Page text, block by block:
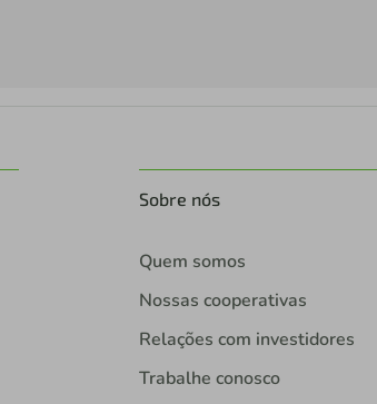
Sobre nós
Quem somos
Nossas cooperativas
Relações com investidores
Trabalhe conosco